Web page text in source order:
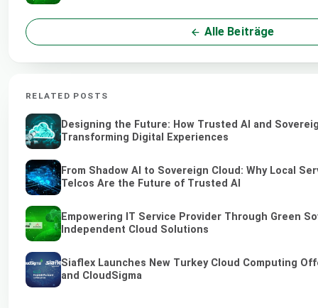
Alle Beiträge
RELATED POSTS
Designing the Future: How Trusted AI and
Transforming Digital Experiences
From Shadow AI to Sovereign Cloud: Why Local
Telcos Are the Future of Trusted AI
Empowering IT Service Provider Through Green
Independent Cloud Solutions
Siaflex Launches New Turkey Cloud Computing
and CloudSigma